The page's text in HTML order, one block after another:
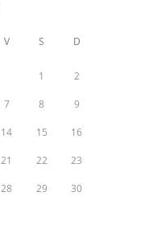
V S D
1 2
7 8 9
14 15 16
21 22 23
28 29 30